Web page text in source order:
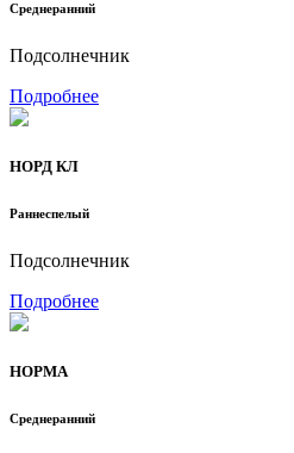
Среднеранний
Подсолнечник
Подробнее
НОРД КЛ
Раннеспелый
Подсолнечник
Подробнее
НОРМА
Среднеранний